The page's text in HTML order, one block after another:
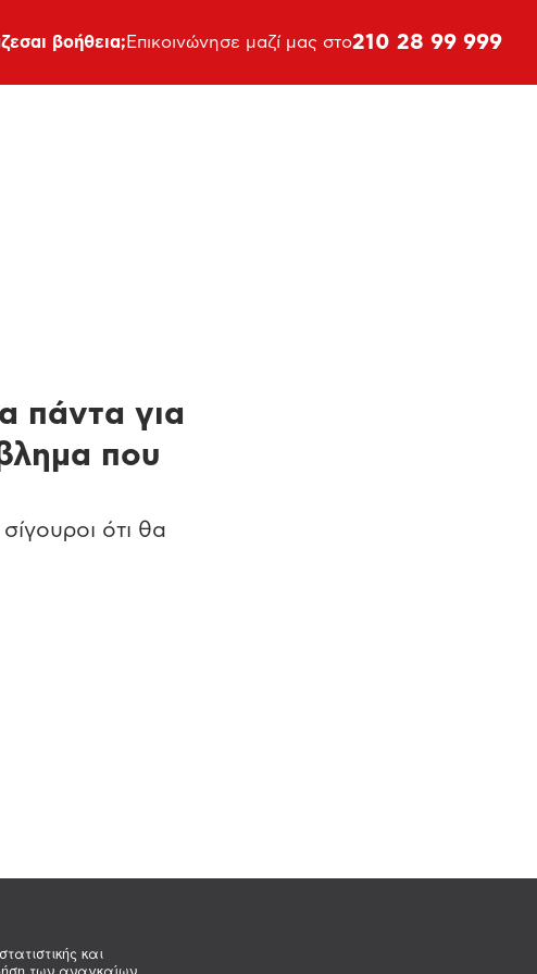
και
βοήθεια; Επικοινώνησε μαζί μας στο210 28 99 999
πάντα για
που
ότι θα